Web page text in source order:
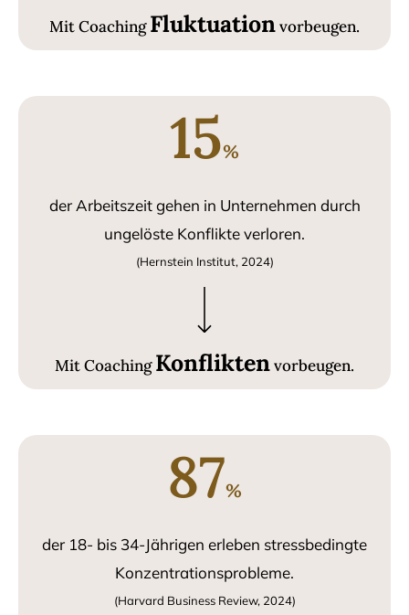
Mit CoachingFluktuationvorbeugen.
15%
der Arbeitszeit gehen in Unternehmen durch
ungelöste Konflikte verloren.
(Hernstein Institut, 2024)
Mit CoachingKonfliktenvorbeugen.
87%
der 18- bis 34-Jährigen erleben stressbedingte
Konzentrationsprobleme.
(Harvard Business Review, 2024)